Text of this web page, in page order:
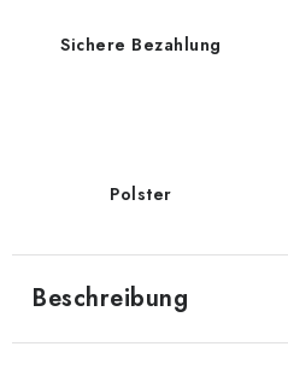
Sichere Bezahlung
Polster
Beschreibung